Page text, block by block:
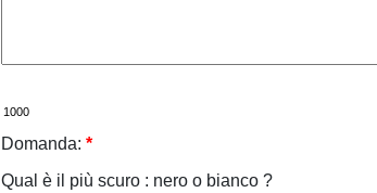
Domanda: *
Qual è il più scuro : nero o bianco ?